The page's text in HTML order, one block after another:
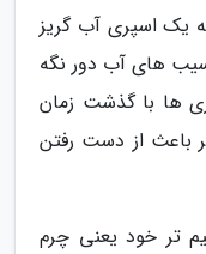
یک اسپری آب گریز
های آب دور نگه
ها با گذشت زمان
باعث از دست رفتن
تر خود یعنی چرم